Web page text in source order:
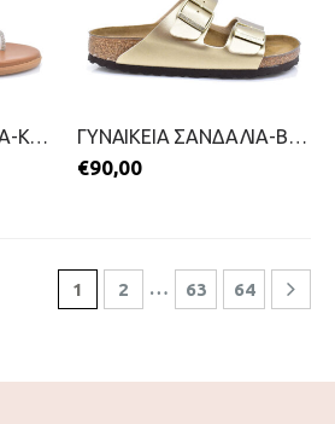
ΓΥΝΑΙΚΕΙΑ ΣΑΝΔΑΛΙΑ-KOUROUNIOTIS-2399-0450-ΑΣΗΜΙ ΓΥΝΑΙΚΕΙΑ ΣΑΝΔΑΛΙΑ-BIRKENSTOCK-2399-0582-ΧΡΥΣΟ
€90,00
1 2 … 63 64